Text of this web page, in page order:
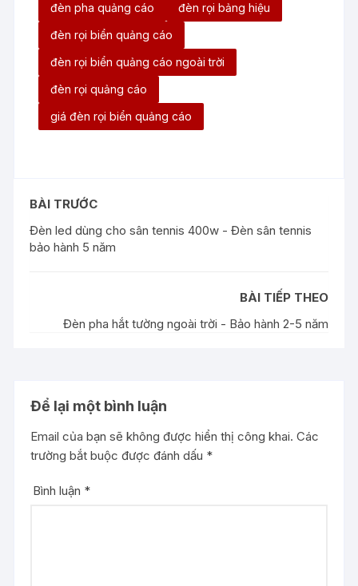
đèn pha quảng cáo
đèn rọi bảng hiệu
đèn rọi biển quảng cáo
đèn rọi biển quảng cáo ngoài trời
đèn rọi quảng cáo
giá đèn rọi biển quảng cáo
BÀI TRƯỚC
Đèn led dùng cho sân tennis 400w - Đèn sân tennis
bảo hành 5 năm
BÀI TIẾP THEO
Đèn pha hắt tường ngoài trời - Bảo hành 2-5 năm
Để lại một bình luận
Email của bạn sẽ không được hiển thị công khai. Các
trường bắt buộc được đánh dấu *
Bình luận *